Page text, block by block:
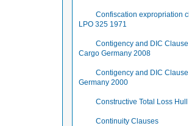
Confiscation expropriation
LPO 325 1971
Contigency and DIC
Cargo Germany 2008
Contigency and DIC
Germany 2000
Constructive Total Loss Hull
Continuity Clauses